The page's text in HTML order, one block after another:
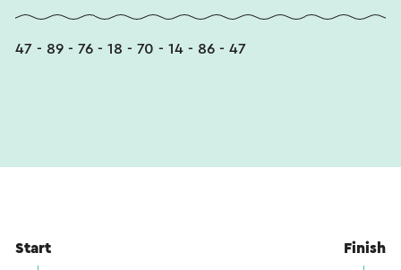
47 - 89 - 76 - 18 - 70 - 14 - 86 - 47
Start Finish